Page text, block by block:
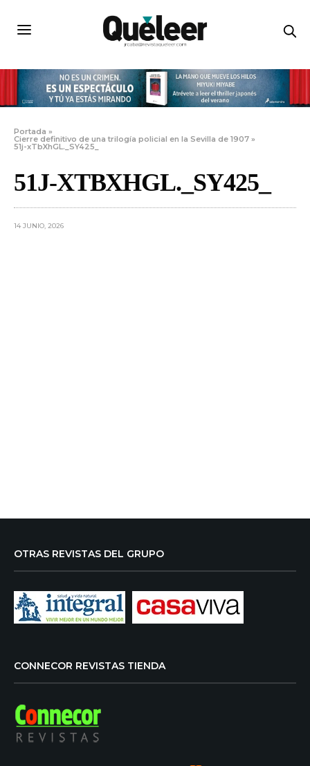
Portada »
Cierre definitivo de una trilogía policial en la Sevilla de 1907 »
51j-xTbXhGL._SY425_
51J-XTBXHGL._SY425_
14 JUNIO, 2026
OTRAS REVISTAS DEL GRUPO
CONNECOR REVISTAS TIENDA